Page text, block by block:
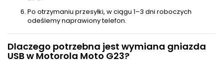
Po otrzymaniu przesyłki, w ciągu 1–3 dni roboczych
odeślemy naprawiony telefon.
Dlaczego potrzebna jest wymiana gniazda
USB w Motorola Moto G23?